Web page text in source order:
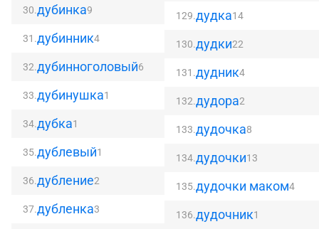
30.дубинка9
31.дубинник4
32.дубинноголовый6
33.дубинушка1
34.дубка1
35.дублевый1
36.дубление2
37.дубленка3
129.дудка14
130.дудки22
131.дудник4
132.дудора2
133.дудочка8
134.дудочки13
135.дудочки маком4
136.дудочник1